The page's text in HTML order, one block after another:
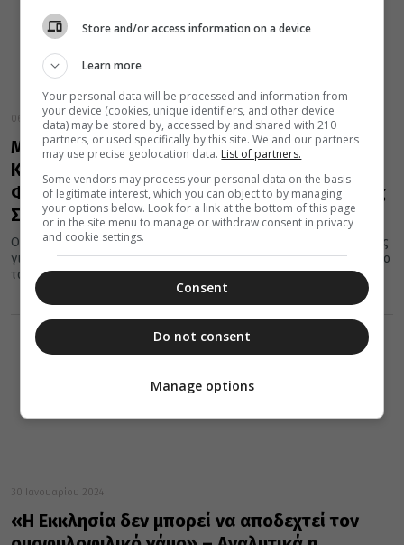
06 Φεβρουαρίου 2024
Μέγας Φώτιος, Πατριάρχης
Κωνσταντινουπόλεως: Σήμερα 06
Φεβρουαρίου τιμάται ο προστάτης της Ιεράς
Συνόδου
Ο πατριάρχης και ισαπόστολος Άγιος Φώτιος ονομάσθηκε Μέγας
για το πολυσχιδές θεολογικό, ποιμαντικό και φιλανθρωπικό έργο
του. Θεωρείται μία...
30 Ιανουαρίου 2024
«Η Εκκλησία δεν μπορεί να αποδεχτεί τον
Store and/or access information on a device
Learn more
Your personal data will be processed and information from
your device (cookies, unique identifiers, and other device
data) may be stored by, accessed by and shared with 210
partners, or used specifically by this site. We and our partners
may use precise geolocation data. List of partners.
Some vendors may process your personal data on the basis
of legitimate interest, which you can object to by managing
your options below. Look for a link at the bottom of this page
or in the site menu to manage or withdraw consent in privacy
and cookie settings.
Consent
Do not consent
Manage options